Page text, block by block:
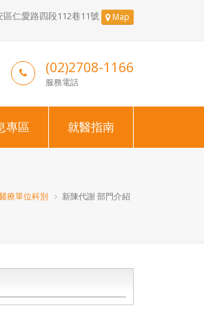
區仁愛路四段112巷11號 Map
(02)2708-1166
服務電話
專區 就醫指南
療單位科別 新陳代謝 部門介紹